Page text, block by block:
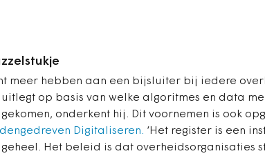
meer hebben aan een bijsluiter bij iedere
op basis van welke algoritmes en data
onderkent hij. Dit voornemen is ook
Digitaliseren. ‘Het register is een
Het beleid is dat overheidsorganisaties